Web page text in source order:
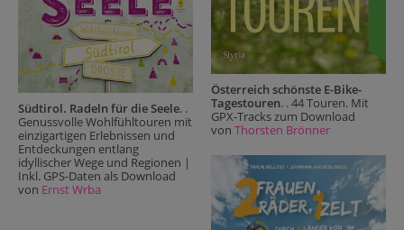
Südtirol. Radeln für die Seele. .
Genussvolle Wohlfühltouren mit
einzigartigen Erlebnissen und
Entdeckungen entlang
idyllischer Wege und Regionen |
Inkl. GPS-Daten als Download
von Ernst Wrba
Österreich schönste E-Bike-
Tagestouren. . 44 Touren. Mit
GPX-Tracks zum Download
von Thorsten Brönner